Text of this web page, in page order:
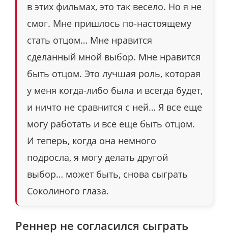
в этих фильмах, это так весело. Но я не
смог. Мне пришлось по-настоящему
стать отцом… Мне нравится
сделанный мной выбор. Мне нравится
быть отцом. Это лучшая роль, которая
у меня когда-либо была и всегда будет,
и ничто не сравнится с ней… Я все еще
могу работать и все еще быть отцом.
И теперь, когда она немного
подросла, я могу делать другой
выбор… может быть, снова сыграть
Соколиного глаза.
Реннер не согласился сыграть